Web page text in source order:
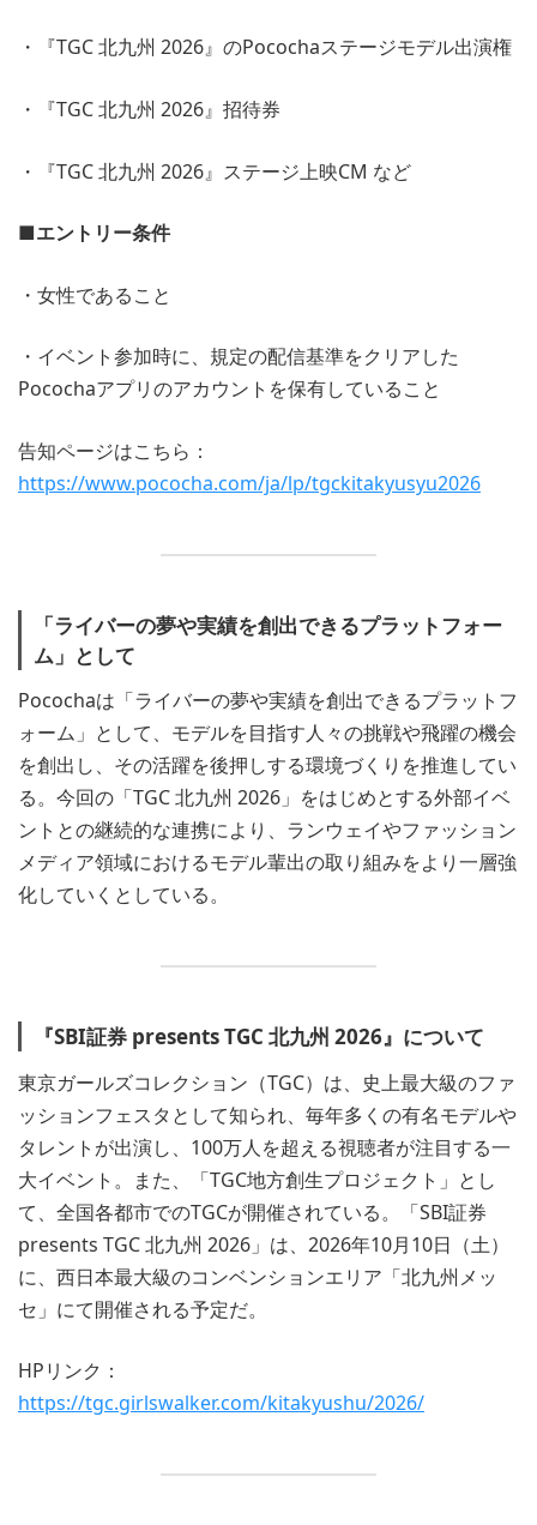
・『TGC 北九州 2026』のPocochaステージモデル出演権
・『TGC 北九州 2026』招待券
・『TGC 北九州 2026』ステージ上映CM など
■エントリー条件
・女性であること
・イベント参加時に、規定の配信基準をクリアした
Pocochaアプリのアカウントを保有していること
告知ページはこちら：
https://www.pococha.com/ja/lp/tgckitakyusyu2026
「ライバーの夢や実績を創出できるプラットフォー
ム」として
Pocochaは「ライバーの夢や実績を創出できるプラットフ
ォーム」として、モデルを目指す人々の挑戦や飛躍の機会
を創出し、その活躍を後押しする環境づくりを推進してい
る。今回の「TGC 北九州 2026」をはじめとする外部イベ
ントとの継続的な連携により、ランウェイやファッション
メディア領域におけるモデル輩出の取り組みをより一層強
化していくとしている。
『SBI証券 presents TGC 北九州 2026』について
東京ガールズコレクション（TGC）は、史上最大級のファ
ッションフェスタとして知られ、毎年多くの有名モデルや
タレントが出演し、100万人を超える視聴者が注目する一
大イベント。また、「TGC地方創生プロジェクト」とし
て、全国各都市でのTGCが開催されている。「SBI証券
presents TGC 北九州 2026」は、2026年10月10日（土）
に、西日本最大級のコンベンションエリア「北九州メッ
セ」にて開催される予定だ。
HPリンク：
https://tgc.girlswalker.com/kitakyushu/2026/